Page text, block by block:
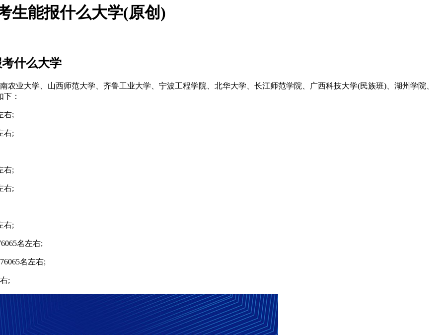
生能报什么大学(原创)
什么大学
农业大学、山西师范大学、齐鲁工业大学、宁波工程学院、北华大学、长江师范学院、广西科技大学(民族班)、湖州学院、
：
右;
右;
右;
右;
右;
名左右;
名左右;
;